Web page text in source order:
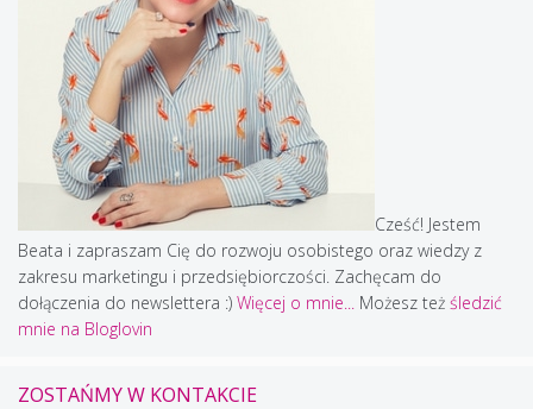
Cześć! Jestem
Beata i zapraszam Cię do rozwoju osobistego oraz wiedzy z
zakresu marketingu i przedsiębiorczości. Zachęcam do
dołączenia do newslettera :) Więcej o mnie... Możesz też śledzić
mnie na Bloglovin
ZOSTAŃMY W KONTAKCIE